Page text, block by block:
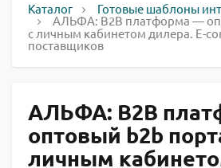
Каталог Готовые шаблоны
АЛЬФА: B2B платформа —
с личным кабинетом дилера. E-
поставщиков
АЛЬФА: B2B
оптовый b2b
личным